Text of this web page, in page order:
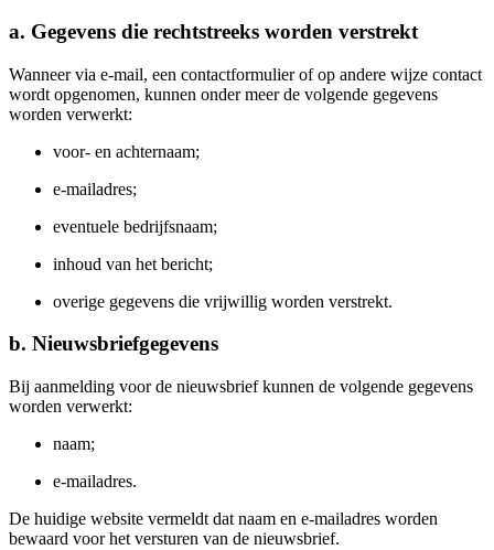
a. Gegevens die rechtstreeks worden verstrekt
Wanneer via e-mail, een contactformulier of op andere wijze contact
wordt opgenomen, kunnen onder meer de volgende gegevens
worden verwerkt:
voor- en achternaam;
e-mailadres;
eventuele bedrijfsnaam;
inhoud van het bericht;
overige gegevens die vrijwillig worden verstrekt.
b. Nieuwsbriefgegevens
Bij aanmelding voor de nieuwsbrief kunnen de volgende gegevens
worden verwerkt:
naam;
e-mailadres.
De huidige website vermeldt dat naam en e-mailadres worden
bewaard voor het versturen van de nieuwsbrief.